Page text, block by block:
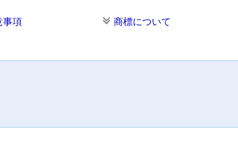
事項
商標について